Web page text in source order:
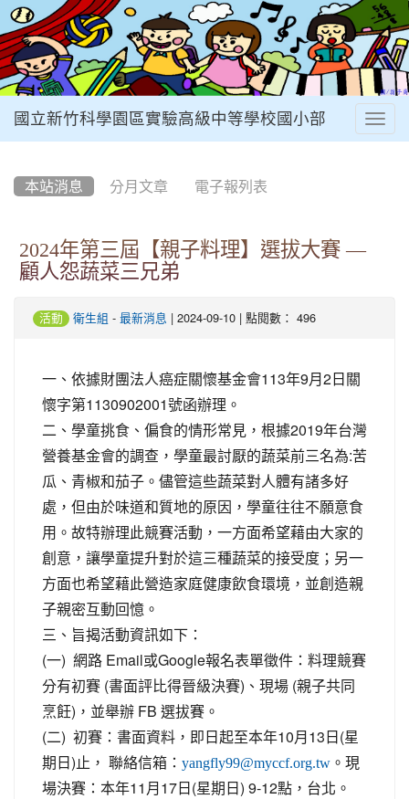
國立新竹科學園區實驗高級中等學校國小部
本站消息 分月文章 電子報列表
2024年第三屆【親子料理】選拔大賽 —
顧人怨蔬菜三兄弟
活動 衛生組 - 最新消息 | 2024-09-10 | 點閱數： 496
一、依據財團法人癌症關懷基金會113年9月2日關
懷字第1130902001號函辦理。
二、學童挑食、偏食的情形常見，根據2019年台灣
營養基金會的調查，學童最討厭的蔬菜前三名為:苦
瓜、青椒和茄子。儘管這些蔬菜對人體有諸多好
處，但由於味道和質地的原因，學童往往不願意食
用。故特辦理此競賽活動，一方面希望藉由大家的
創意，讓學童提升對於這三種蔬菜的接受度；另一
方面也希望藉此營造家庭健康飲食環境，並創造親
子親密互動回憶。
三、旨揭活動資訊如下：
(一) 網路 Email或Google報名表單徵件：料理競賽
分有初賽 (書面評比得晉級決賽)、現場 (親子共同
烹飪)，並舉辦 FB 選拔賽。
(二) 初賽：書面資料，即日起至本年10月13日(星
期日)止， 聯絡信箱： yangfly99@myccf.org.tw 。現
場決賽：本年11月17日(星期日) 9-12點，台北。